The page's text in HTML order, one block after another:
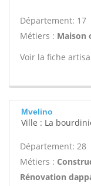
Département: 17
Métiers : Maison
Voir la fiche
Mvelino
Ville : La
Département: 28
Métiers :
Rénovation